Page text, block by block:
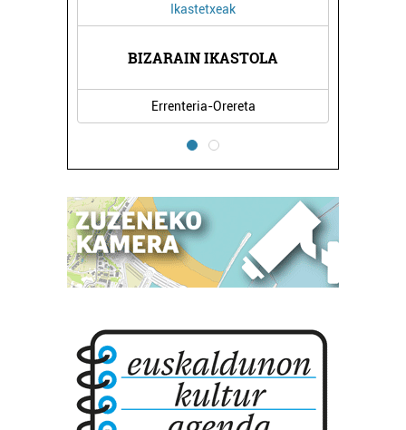
Ikastetxeak
BIZARAIN IKASTOLA
Errenteria-Orereta